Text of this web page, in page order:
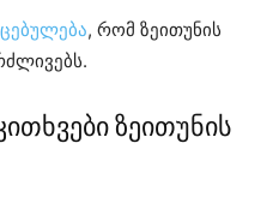
, რომ ზეითუნის
ზეითუნის